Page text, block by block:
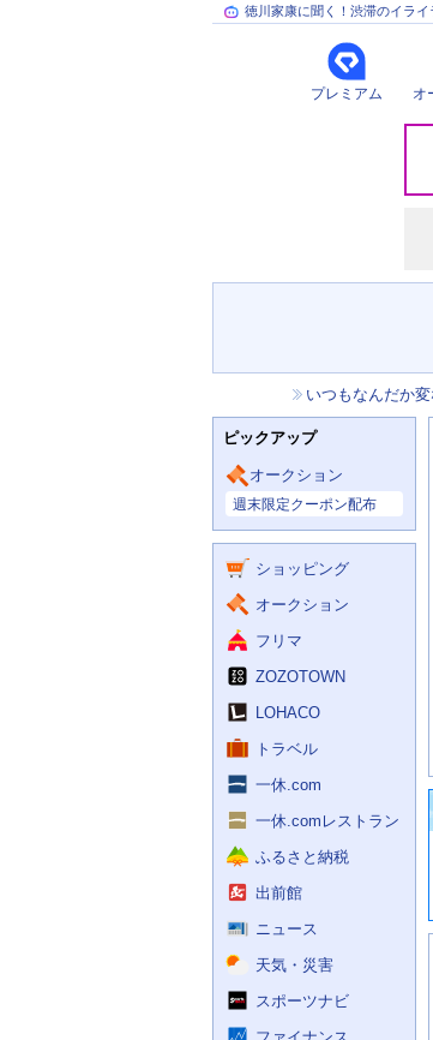
徳川家康に聞く！渋滞のイラ
プレミアム オ
災
ら
せ
いつもなんだか
ピックアップ
オークション
週末限定クーポン配布
サ
ビ
ショッピング
オークション
フリマ
ZOZOTOWN
LOHACO
トラベル
一休.com
一休.comレストラン
ふるさと納税
出前館
ニュース
天気・災害
スポーツナビ